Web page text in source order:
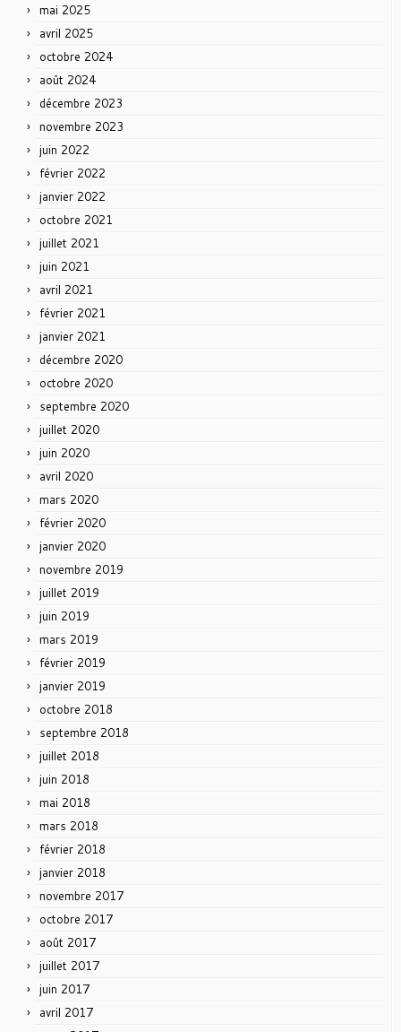
mai 2025
avril 2025
octobre 2024
août 2024
décembre 2023
novembre 2023
juin 2022
février 2022
janvier 2022
octobre 2021
juillet 2021
juin 2021
avril 2021
février 2021
janvier 2021
décembre 2020
octobre 2020
septembre 2020
juillet 2020
juin 2020
avril 2020
mars 2020
février 2020
janvier 2020
novembre 2019
juillet 2019
juin 2019
mars 2019
février 2019
janvier 2019
octobre 2018
septembre 2018
juillet 2018
juin 2018
mai 2018
mars 2018
février 2018
janvier 2018
novembre 2017
octobre 2017
août 2017
juillet 2017
juin 2017
avril 2017